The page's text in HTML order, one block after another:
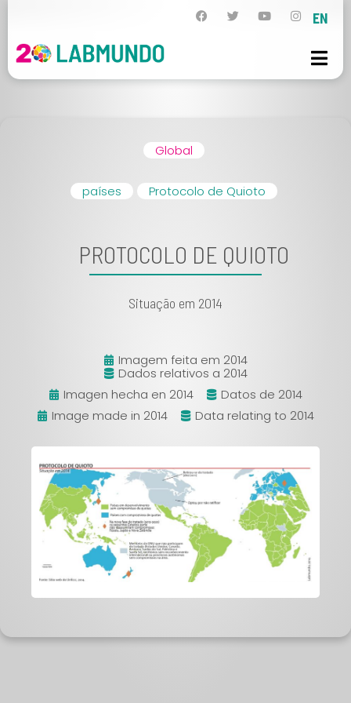
EN
Global
países Protocolo de Quioto
PROTOCOLO DE QUIOTO
Situação em 2014
Imagem feita em 2014
Dados relativos a 2014
Imagen hecha en 2014
Datos de 2014
Image made in 2014
Data relating to 2014